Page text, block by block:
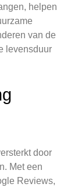
helpen
van de
levensduur
door
Met een
Reviews,